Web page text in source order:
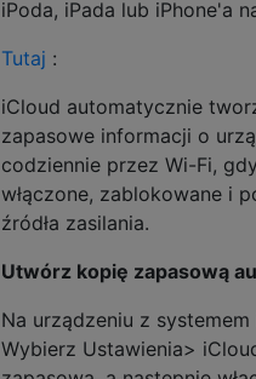
iPoda, iPada lub iPhone'a
Tutaj :
iCloud automatycznie
zapasowe informacji o
codziennie przez Wi-Fi,
włączone, zablokowane i
źródła zasilania.
Utwórz kopię zapasową
Na urządzeniu z systemem
Wybierz Ustawienia>